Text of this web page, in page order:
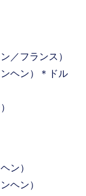
／フランス）
ヘン）＊ドル
ン）
ヘン）